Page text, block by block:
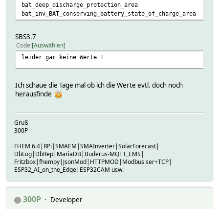
bat_deep_discharge_protection_area
bat_inv_BAT_conserving_battery_state_of_charge_area
SBS3.7
Code Auswählen
leider gar keine Werte !
Ich schaue die Tage mal ob ich die Werte evtl. doch noch
herausfinde
Gruß
300P
FHEM 6.4|RPi|SMAEM|SMAInverter|SolarForecast|
DbLog|DbRep|MariaDB|Buderus-MQTT_EMS|
Fritzbox|fhempy|JsonMod|HTTPMOD|Modbus ser+TCP|
ESP32_AI_on_the_Edge|ESP32CAM usw.
300P
Developer